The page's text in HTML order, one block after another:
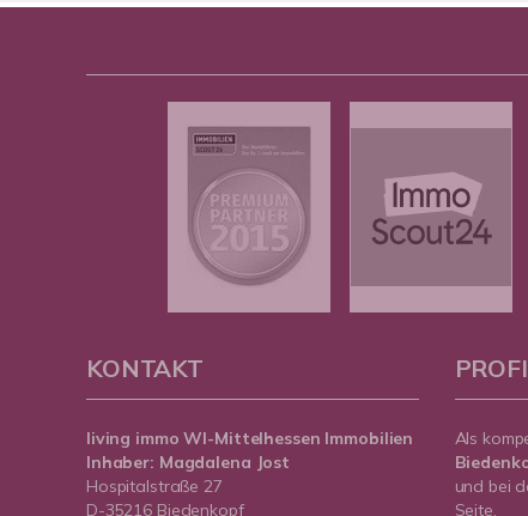
KONTAKT
living immo WI-Mittelhessen Immobilien
Inhaber: Magdalena Jost
Hospitalstraße 27
D-35216 Biedenkopf
Als
und bei
Seite.